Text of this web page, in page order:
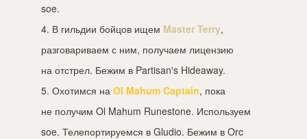
soe.
4. В гильдии бойцов ищем Master Terry,
разговариваем с ним, получаем лицензию
на отстрел. Бежим в Partisan's Hideaway.
5. Охотимся на Ol Mahum Captain, пока
не получим Ol Mahum Runestone. Используем
soe. Телепортируемся в Gludio. Бежим в Orc